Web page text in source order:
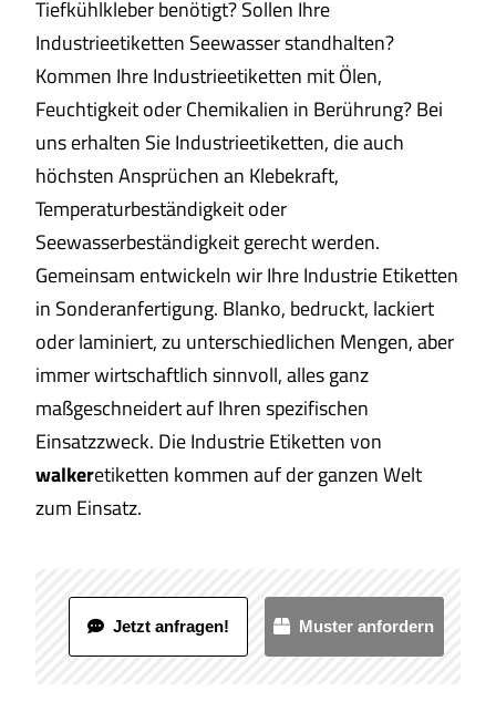
Tiefkühlkleber benötigt? Sollen Ihre
Industrieetiketten Seewasser standhalten?
Kommen Ihre Industrieetiketten mit Ölen,
Feuchtigkeit oder Chemikalien in Berührung? Bei
uns erhalten Sie Industrieetiketten, die auch
höchsten Ansprüchen an Klebekraft,
Temperaturbeständigkeit oder
Seewasserbeständigkeit gerecht werden.
Gemeinsam entwickeln wir Ihre Industrie Etiketten
in Sonderanfertigung. Blanko, bedruckt, lackiert
oderlaminiert, zu unterschiedlichen Mengen, aber
immer wirtschaftlich sinnvoll, alles ganz
maßgeschneidert auf Ihren spezifischen
Einsatzzweck. Die Industrie Etiketten von
walkeretiketten kommen auf der ganzen Welt
zum Einsatz.
Jetzt anfragen! Muster anfordern